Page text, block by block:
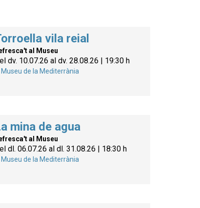
vila reial
al Museu
dv. 10.07.26 al dv. 28.08.26 19:30 h
de la Mediterrània
mina de agua
al Museu
dl. 06.07.26 al dl. 31.08.26 18:30 h
de la Mediterrània